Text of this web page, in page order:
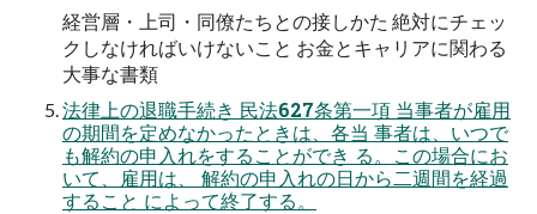
経営層・上司・同僚たちとの接しかた 絶対にチェッ
クしなければいけないこと お金とキャリアに関わる
大事な書類
法律上の退職手続き 民法627条第一項 当事者が雇用
の期間を定めなかったときは、各当 事者は、いつで
も解約の申入れをすることができ る。この場合にお
いて、雇用は、 解約の申入れの日から二週間を経過
すること によって終了する。